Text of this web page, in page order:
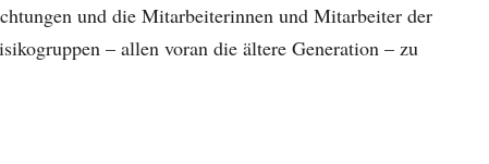
und die Mitarbeiterinnen und Mitarbeiter der
– allen voran die ältere Generation – zu